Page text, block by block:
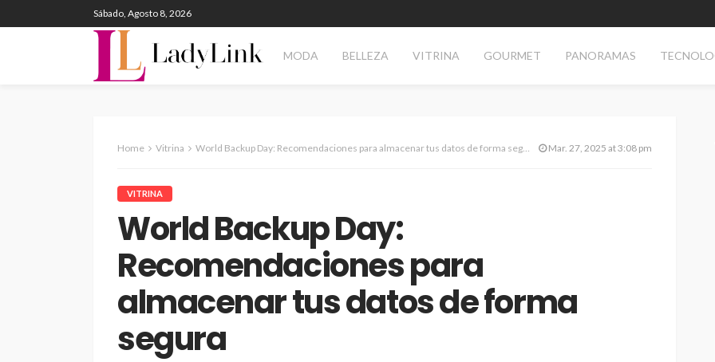
Sábado, Agosto 8, 2026
MODA BELLEZA VITRINA GOURMET PANORAMAS
Home Vitrina World Backup Day: Recomendaciones para almacenar tus datos de forma segura Mar. 27, 2025 at 3:08 pm
VITRINA
World Backup Day:
Recomendaciones para
almacenar tus datos de forma
segura